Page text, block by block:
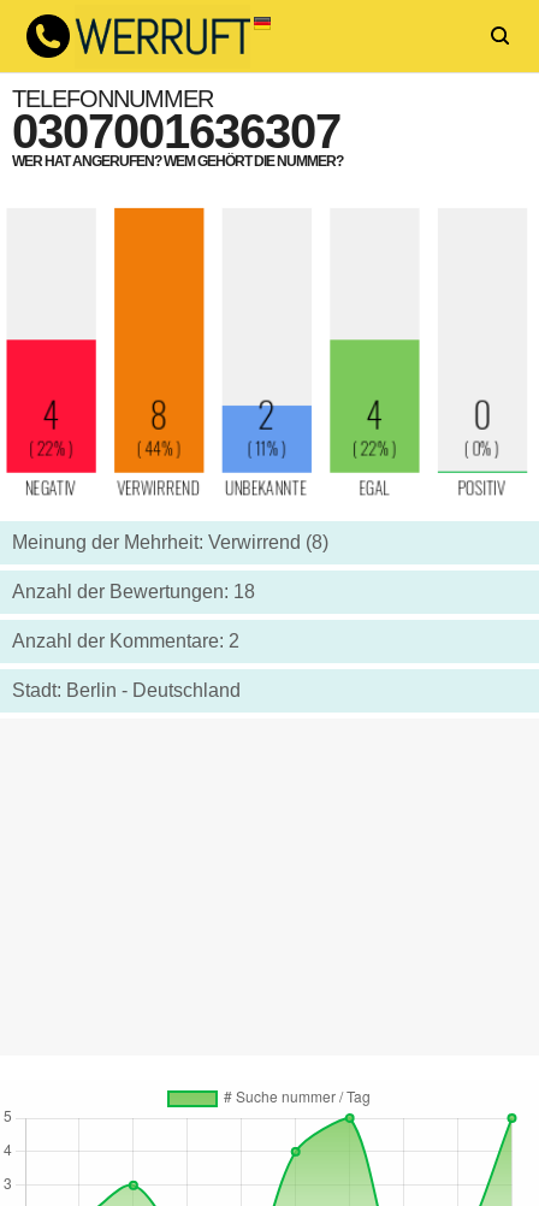
TELEFONNUMMER
0307001636307
WER HAT ANGERUFEN? WEM GEHÖRT DIE NUMMER?
Meinung der Mehrheit: Verwirrend (8)
Anzahl der Bewertungen: 18
Anzahl der Kommentare: 2
Stadt: Berlin - Deutschland